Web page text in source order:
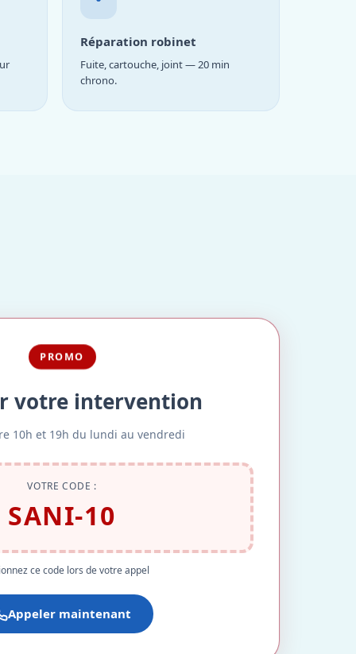
Réparation robinet
Fuite, cartouche, joint — 20 min
chrono.
PROMO
votre intervention
10h et 19h du lundi au vendredi
VOTRE CODE :
SANI-10
ce code lors de votre appel
Appeler maintenant